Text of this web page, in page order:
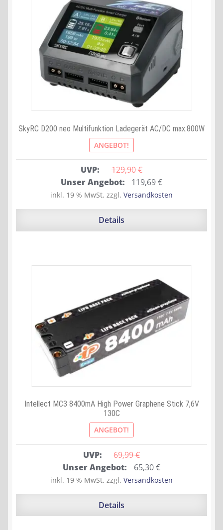
SkyRC D200 neo Multifunktion Ladegerät AC/DC max.800W
ANGEBOT!
UVP: 129,90 €
Ursprünglicher
Preis
war:
Unser Angebot: 119,69€Aktueller
Preis
ist:
inkl. 19 % MwSt. zzgl. Versandkosten
Details
Intellect MC3 8400mA High Power Graphene Stick 7,6V
130C
ANGEBOT!
UVP: 69,99 €
Ursprünglicher
Preis
war:
Unser Angebot: 65,30€Aktueller
Preis
ist:
inkl. 19 % MwSt. zzgl. Versandkosten
Details